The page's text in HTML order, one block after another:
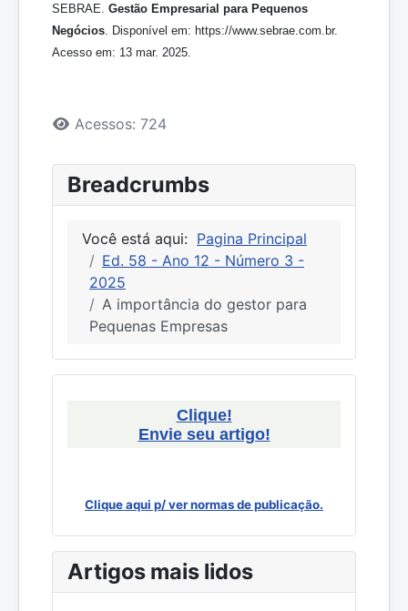
SEBRAE. Gestão Empresarial para Pequenos
Negócios . Disponível em: https://www.sebrae.com.br.
Acesso em: 13 mar. 2025.
Detalhes
Acessos: 724
Breadcrumbs
Você está aqui: Pagina Principal
Ed. 58 - Ano 12 - Número 3 -
2025
A importância do gestor para
Pequenas Empresas
Clique!
Envie seu artigo!
Clique aqui p/ ver normas de publicação.
Artigos mais lidos